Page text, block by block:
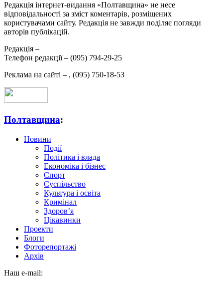
Редакція інтернет-видання «Полтавщина» не несе
відповідальності за зміст коментарів, розміщених
користувачами сайту. Редакція не завжди поділяє погляди
авторів публікацій.
Редакція –
Телефон редакції – (095) 794-29-25
Реклама на сайті – , (095) 750-18-53
Полтавщина:
Новини
Події
Політика і влада
Економіка і бізнес
Спорт
Суспільство
Культура і освіта
Кримінал
Здоров’я
Цікавинки
Проекти
Блоги
Фоторепортажі
Архів
Наш e-mail: